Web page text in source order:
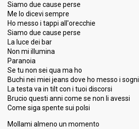
Siamo due cause perse
Me Io dicevi sempre
Ho messo i tappi all'orecchie
Siamo due cause perse
La luce dei bar
Non mi illumina
Paranoia
Se tu non sei qua ma ho
Buchi nei miei jeans dove ho messo i sogni
La testa va in tilt con i tuoi discorsi
Brucio questi anni come se non li avessi
Come siga spente sui polsi
Mollami almeno un momento